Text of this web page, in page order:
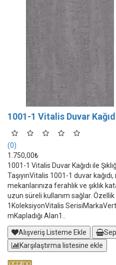
1001-1 Vitalis Duvar
(0)
1.750,00₺
1001-1 Vitalis Duvar Kağıdı ile
TaşıyınVitalis 1001-1 duvar
mekanlarınıza ferahlık ve şıklık
uzun süreli kullanım sağlar.
1KoleksiyonVitalis
mKapladığı Alan1..
Alışveriş Listeme Ekle
Karşılaştırma listesine ekle